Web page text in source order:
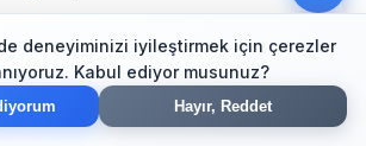
deneyiminizi iyileştirmek için çerezler
Kabul ediyor musunuz?
Hayır, Reddet